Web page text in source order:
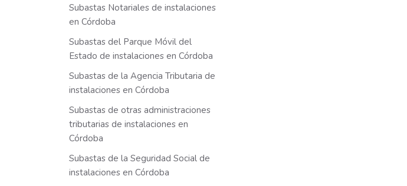
Subastas Notariales de instalaciones
en Córdoba
Subastas del Parque Móvil del
Estado de instalaciones en Córdoba
Subastas de la Agencia Tributaria de
instalaciones en Córdoba
Subastas de otras administraciones
tributarias de instalaciones en
Córdoba
Subastas de la Seguridad Social de
instalaciones en Córdoba